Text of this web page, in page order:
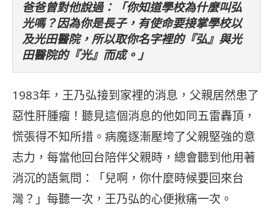
爸爸曾對他說過：「你知道學校為什麼叫弘
光嗎？因為你是長子，有使命要接掌學校以
及光田醫院，所以取你名字裡的『弘』與光
田醫院的『光』而成。」
1983年，王乃弘接到家裡的消息，父親居然患了
惡性肝腫瘤！聽見這個消息的他如同五雷轟頂，
慌張得不知所措。病魔逐漸壓垮了父親堅強的意
志力，每當他回台陪伴父親時，總會聽到他用著
消沉的語氣問：「兒啊，你什麼時候要回來台
灣？」每聽一次，王乃弘的心便揪痛一次。